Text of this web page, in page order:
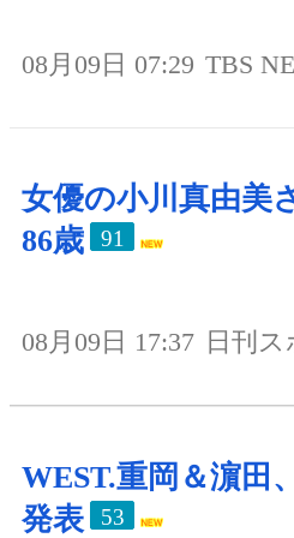
08月09日 07:29 TBS
女優の小川真由美
86歳
91
08月09日 17:37 日刊ス
WEST.重岡＆濵田
発表
53